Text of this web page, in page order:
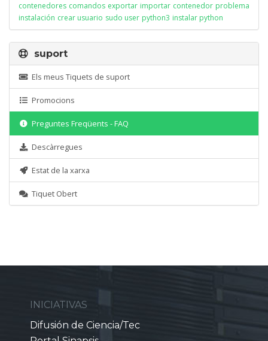
contenedores comandos exportar importar contenedor problema
instalación crear usuario sudo user python3 instalar python
suport
Els meus Tiquets de suport
Promocions
Preguntes Freqüents - FAQ
Descàrregues
Estat de la xarxa
Tiquet Obert
INICIATIVAS
Difusión de Ciencia/Tec